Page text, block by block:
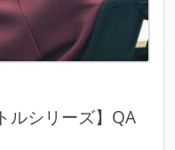
ルシリーズ】QA